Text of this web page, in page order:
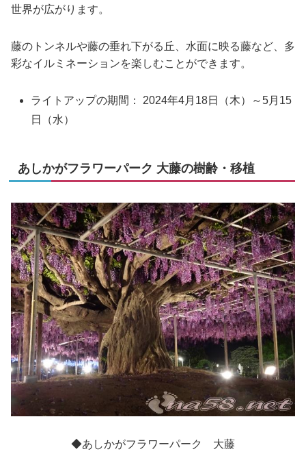
世界が広がります。
藤のトンネルや藤の垂れ下がる丘、水面に映る藤など、多
彩なイルミネーションを楽しむことができます。
ライトアップの期間： 2024年4月18日（木）～5月15
日（水）
あしかがフラワーパーク 大藤の樹齢・移植
◆あしかがフラワーパーク 大藤